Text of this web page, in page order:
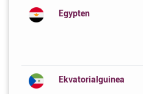
Egypten
Ekvatorialguinea